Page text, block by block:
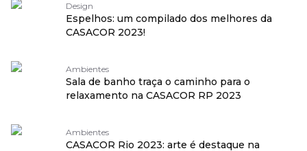
Design
Espelhos: um compilado dos melhores da
CASACOR 2023!
Ambientes
Sala de banho traça o caminho para o
relaxamento na CASACOR RP 2023
Ambientes
CASACOR Rio 2023: arte é destaque na